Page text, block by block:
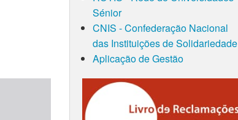
Sénior
CNIS - Confederação Nacional
das Instituições de Solidariedade
Aplicação de Gestão